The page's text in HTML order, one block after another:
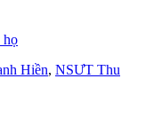
họ
Hiền, NSƯT Thu